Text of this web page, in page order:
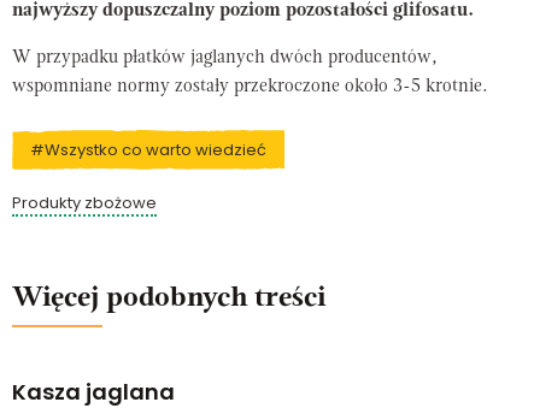
najwyższy dopuszczalny poziom pozostałości glifosatu.
W przypadku płatków jaglanych dwóch producentów,
wspomniane normy zostały przekroczone około 3-5 krotnie.
#Wszystko co warto wiedzieć
Produkty zbożowe
Więcej podobnych treści
Kasza jaglana